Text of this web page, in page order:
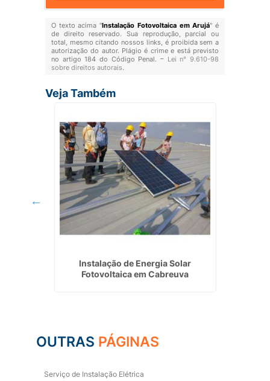
O texto acima "Instalação Fotovoltaica em Arujá" é
de direito reservado. Sua reprodução, parcial ou
total, mesmo citando nossos links, é proibida sem a
autorização do autor. Plágio é crime e está previsto
no artigo 184 do Código Penal. – Lei n° 9.610-98
sobre direitos autorais.
Veja Também
Instalação de Energia Solar
Fotovoltaica em Cabreuva
OUTRAS PÁGINAS
Serviço de Instalação Elétrica